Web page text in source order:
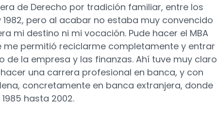
de Derecho por tradición familiar, entre los
1982, pero al acabar no estaba muy convencido
mi destino ni mi vocación. Pude hacer el MBA
me permitió reciclarme completamente y entrar
de la empresa y las finanzas. Ahí tuve muy claro
una carrera profesional en banca, y con
concretamente en banca extranjera, donde
hasta 2002.